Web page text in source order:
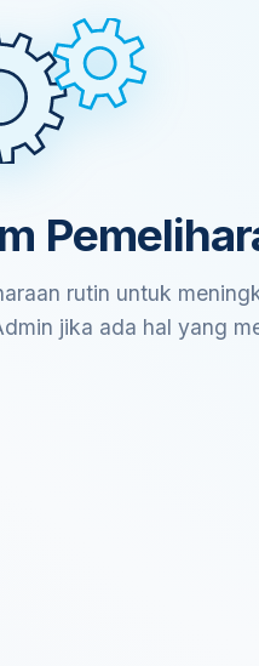
rutin untuk
jika ada hal yang